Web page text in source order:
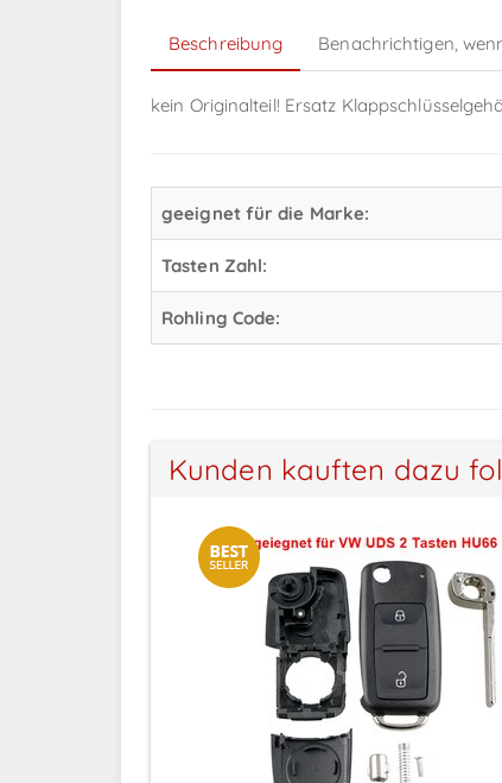
Beschreibung Benachrichtigen,
kein Originalteil! Ersatz
geeignet für die Marke:
Tasten Zahl:
Rohling Code:
Kunden kauften dazu